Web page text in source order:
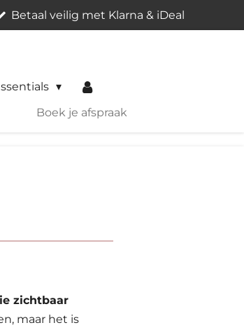
Betaal veilig met Klarna & iDeal
Boek je afspraak
zichtbaar
maar het is